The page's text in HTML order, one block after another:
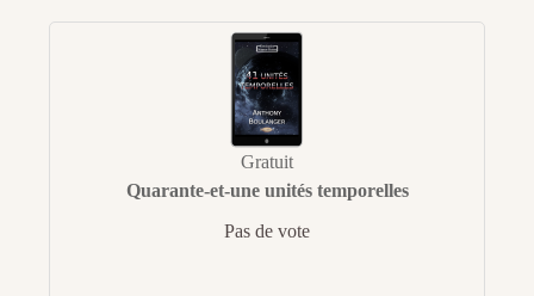
Gratuit
Quarante-et-une unités temporelles
Pas de vote